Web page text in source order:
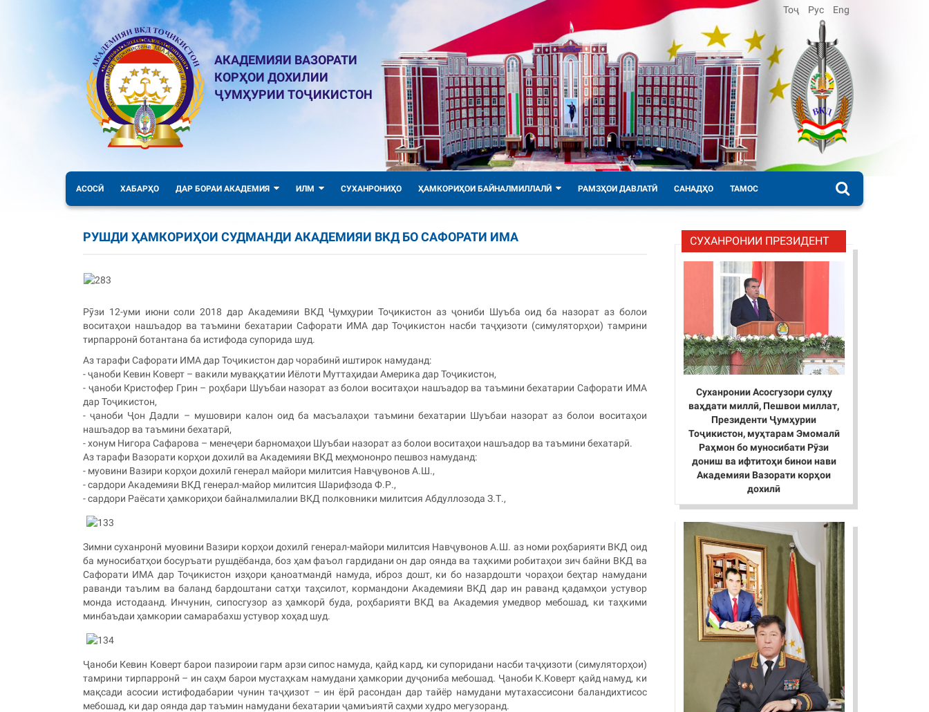
АКАДЕМИЯИ ВАЗОРАТИ
КОРҲОИ ДОХИЛИИ
ҶУМҲУРИИ ТОҶИКИСТОН
Тоҷ Рус Eng
АСОСӢ ХАБАРҲО ДАР БОРАИ АКАДЕМИЯ ИЛМ СУХАНРОНИҲО ҲАМКОРИҲОИ БАЙНАЛМИЛЛАЛӢ РАМЗҲОИ ДАВЛАТӢ САНАДҲО ТАМОС
РУШДИ ҲАМКОРИҲОИ СУДМАНДИ АКАДЕМИЯИ ВКД БО САФОРАТИ ИМА
Рӯзи 12-уми июни соли 2018 дар Академияи ВКД Ҷумҳурии Тоҷикистон аз ҷониби Шуъба оид ба назорат аз болои
воситаҳои нашъадор ва таъмини бехатарии Сафорати ИМА дар Тоҷикистон насби таҷҳизоти (симуляторҳои) тамрини
тирпарронӣ ботантана ба истифода супорида шуд.
Аз тарафи Сафорати ИМА дар Тоҷикистон дар чорабинӣ иштирок намуданд:
- ҷаноби Кевин Коверт – вакили муваққатии Иёлоти Муттаҳидаи Америка дар Тоҷикистон,
- ҷаноби Кристофер Грин – роҳбари Шуъбаи назорат аз болои воситаҳои нашъадор ва таъмини бехатарии Сафорати ИМА
дар Тоҷикистон,
- ҷаноби Ҷон Дадли – мушовири калон оид ба масъалаҳои таъмини бехатарии Шуъбаи назорат аз болои воситаҳои
нашъадор ва таъмини бехатарӣ,
- хонум Нигора Сафарова – менеҷери барномаҳои Шуъбаи назорат аз болои воситаҳои нашъадор ва таъмини бехатарӣ.
Аз тарафи Вазорати корҳои дохилӣ ва Академияи ВКД меҳмононро пешвоз намуданд:
- муовини Вазири корҳои дохилӣ генерал майори милитсия Навҷувонов А.Ш.,
- сардори Академияи ВКД генерал-майор милитсия Шарифзода Ф.Р.,
- сардори Раёсати ҳамкориҳои байналмилалии ВКД полковники милитсия Абдуллозода З.Т.,
Зимни суханронӣ муовини Вазири корҳои дохилӣ генерал-майори милитсия Навҷувонов А.Ш. аз номи роҳбарияти ВКД оид
ба муносибатҳои босуръати рушдёбанда, боз ҳам фаъол гардидани он дар оянда ва таҳкими робитаҳои зич байни ВКД ва
Сафорати ИМА дар Тоҷикистон изҳори қаноатмандӣ намуда, иброз дошт, ки бо назардошти чораҳои беҳтар намудани
раванди таълим ва баланд бардоштани сатҳи таҳсилот, кормандони Академияи ВКД дар ин раванд қадамҳои устувор
монда истодаанд. Инчунин, сипосгузор аз ҳамкорӣ буда, роҳбарияти ВКД ва Академия умедвор мебошад, ки таҳкими
минбаъдаи ҳамкории самарабахш устувор хоҳад шуд.
Ҷаноби Кевин Коверт барои пазироии гарм арзи сипос намуда, қайд кард, ки супоридани насби таҷҳизоти (симуляторҳои)
тамрини тирпарронӣ – ин саҳм барои мустаҳкам намудани ҳамкории дуҷониба мебошад. Ҷаноби К.Коверт қайд намуд, ки
мақсади асосии истифодабарии чунин таҷҳизот – ин ёрӣ расондан дар тайёр намудани мутахассисони баландихтисос
мебошад, ки дар оянда дар таъмин намудани бехатарии ҷамиъиятӣ саҳми худро мегузоранд.
СУХАНРОНИИ ПРЕЗИДЕНТ
Суханронии Асосгузори сулҳу
ваҳдати миллӣ, Пешвои миллат,
Президенти Ҷумҳурии
Тоҷикистон, муҳтарам Эмомалӣ
Раҳмон бо муносибати Рӯзи
дониш ва ифтитоҳи бинои нави
Академияи Вазорати корҳои
дохилӣ